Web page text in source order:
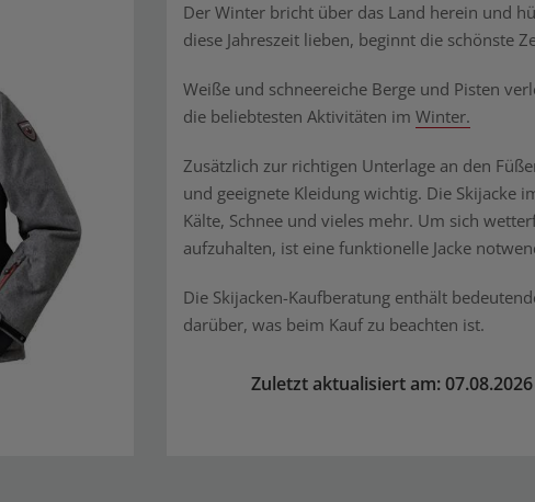
Der Winter bricht über das Land herein und
diese Jahreszeit lieben, beginnt die schönste
Weiße und schneereiche Berge und Pisten
die beliebtesten Aktivitäten im Winter.
Zusätzlich zur richtigen Unterlage an den
und geeignete Kleidung wichtig. Die Skijacke
Kälte, Schnee und vieles mehr. Um sich
aufzuhalten, ist eine funktionelle Jacke
Die Skijacken-Kaufberatung enthält
darüber, was beim Kauf zu beachten ist.
Zuletzt aktualisiert am: 07.08.2026